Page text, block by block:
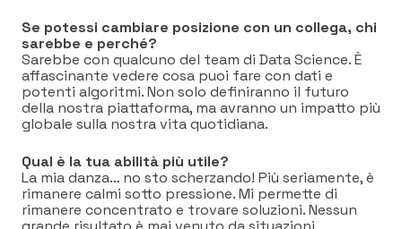
Se potessi cambiare posizione con un collega, chi
sarebbe e perché?
Sarebbe con qualcuno del team di Data Science. È
affascinante vedere cosa puoi fare con dati e
potenti algoritmi. Non solo definiranno il futuro
della nostra piattaforma, ma avranno un impatto più
globale sulla nostra vita quotidiana.
Qual è la tua abilità più utile?
La mia danza… no sto scherzando! Più seriamente, è
rimanere calmi sotto pressione. Mi permette di
rimanere concentrato e trovare soluzioni. Nessun